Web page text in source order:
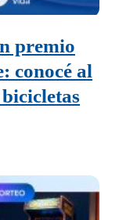
premio
conocé al